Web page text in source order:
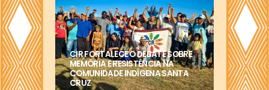
CIR FORTALECE O DEBATE SOBRE
MEMÓRIA E RESISTÊNCIA NA
COMUNIDADE INDÍGENA SANTA
CRUZ